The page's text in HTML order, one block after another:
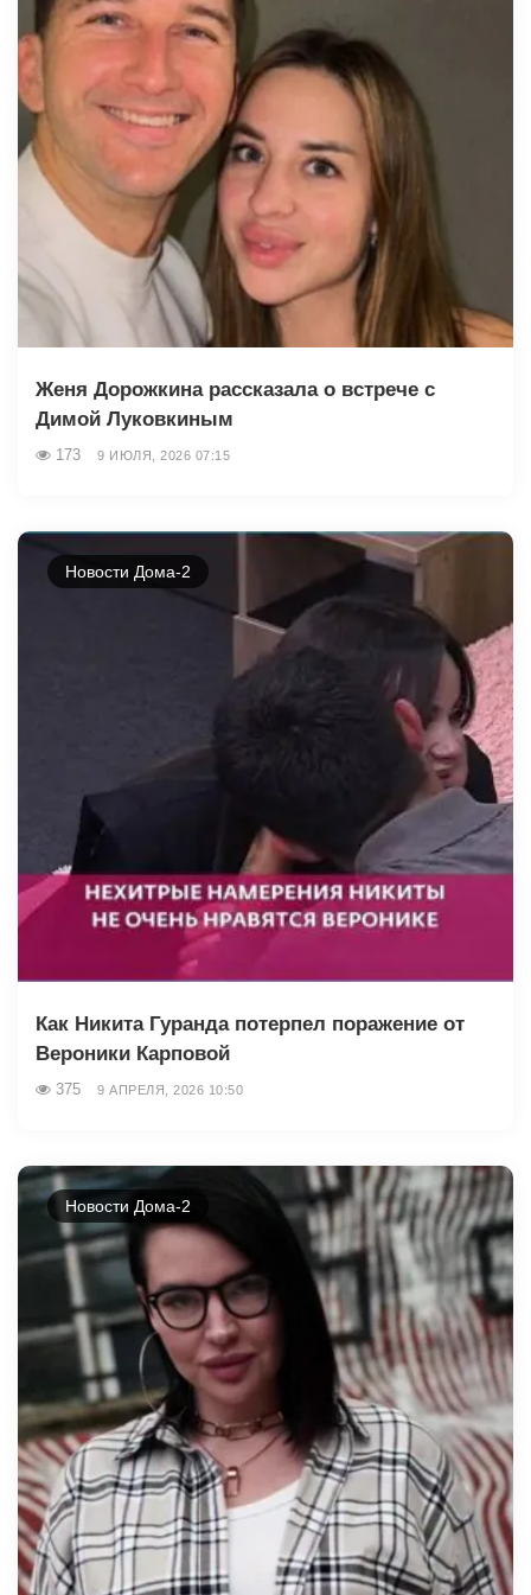
Женя Дорожкина рассказала о встрече с
Димой Луковкиным
173 9 ИЮЛЯ, 2026 07:15
Новости Дома-2
Как Никита Гуранда потерпел поражение от
Вероники Карповой
375 9 АПРЕЛЯ, 2026 10:50
Новости Дома-2